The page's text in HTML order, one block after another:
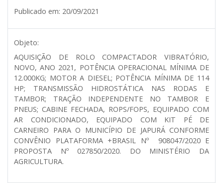
Publicado em: 20/09/2021
Objeto:
AQUISIÇÃO DE ROLO COMPACTADOR VIBRATÓRIO,
NOVO, ANO 2021, POTÊNCIA OPERACIONAL MÍNIMA DE
12.000KG; MOTOR A DIESEL; POTÊNCIA MÍNIMA DE 114
HP; TRANSMISSÃO HIDROSTÁTICA NAS RODAS E
TAMBOR; TRAÇÃO INDEPENDENTE NO TAMBOR E
PNEUS; CABINE FECHADA, ROPS/FOPS, EQUIPADO COM
AR CONDICIONADO, EQUIPADO COM KIT PÉ DE
CARNEIRO PARA O MUNICÍPIO DE JAPURÁ CONFORME
CONVÊNIO PLATAFORMA +BRASIL Nº 908047/2020 E
PROPOSTA Nº 027850/2020. DO MINISTÉRIO DA
AGRICULTURA.